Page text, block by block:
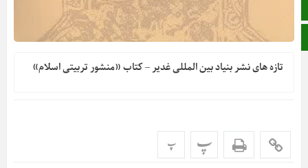
ایتا
تازه های نشر بنیاد بین المللی غدیر – کتاب «منشور تربیتی اسلام»
پ پ